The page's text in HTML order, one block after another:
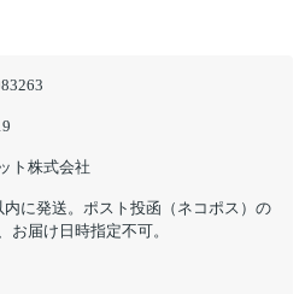
ト株式会社
内に発送。ポスト投函（ネコポス）の
お届け日時指定不可。